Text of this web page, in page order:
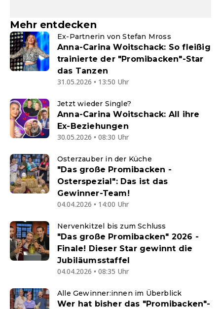
Mehr entdecken
Ex-Partnerin von Stefan Mross
Anna-Carina Woitschack: So fleißig
trainierte der "Promibacken"-Star
das Tanzen
31.05.2026 • 13:50 Uhr
Jetzt wieder Single?
Anna-Carina Woitschack: All ihre
Ex-Beziehungen
30.05.2026 • 08:30 Uhr
Osterzauber in der Küche
"Das große Promibacken -
Osterspezial": Das ist das
Gewinner-Team!
04.04.2026 • 14:00 Uhr
Nervenkitzel bis zum Schluss
"Das große Promibacken" 2026 -
Finale! Dieser Star gewinnt die
Jubiläumsstaffel
04.04.2026 • 08:35 Uhr
Alle Gewinner:innen im Überblick
Wer hat bisher das "Promibacken"-